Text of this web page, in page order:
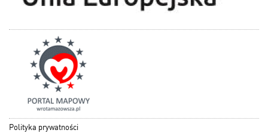
Polityka prywatności